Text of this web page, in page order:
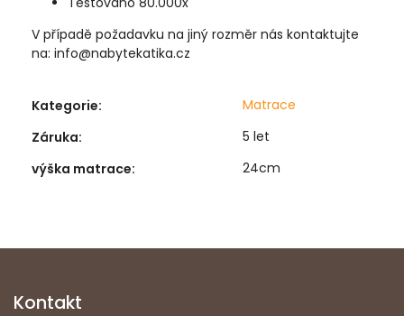
V případě požadavku na jiný rozměr nás kontaktujte
na: info@nabytekatika.cz
Kategorie:
Matrace
Záruka:
5 let
výška matrace: 24cm
Kontakt